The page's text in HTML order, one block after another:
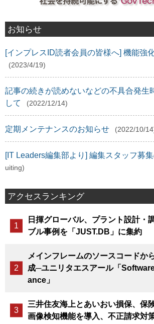
お知らせ
[インプレスID読者会員の皆様へ] 機能強
(2023/4/19)
記事の続きが読めないなどの不具合発生
して
(2022/12/14)
定期メンテナンスのお知らせ (2022/10/
[IT Leaders編集部より] 編集スタッフ募
uiting)
アクセスランキング
日揮グローバル、プラント設計・
ブル事例を「JUST.DB」に集約
メインフレームのソースコードか
成─ユニリタエスアール「
ance」
三井住友海上とあいおい損保、保
画像検知機能を導入、不正請求対